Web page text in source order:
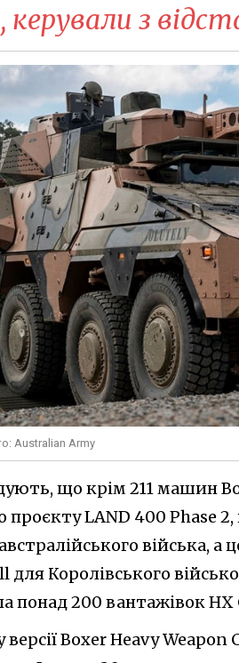
з
Australian Army
що крім 211 машин
проєкту LAND 400 Phase
війська, а
Королівського
понад 200 вантажівок HX
Boxer Heavy